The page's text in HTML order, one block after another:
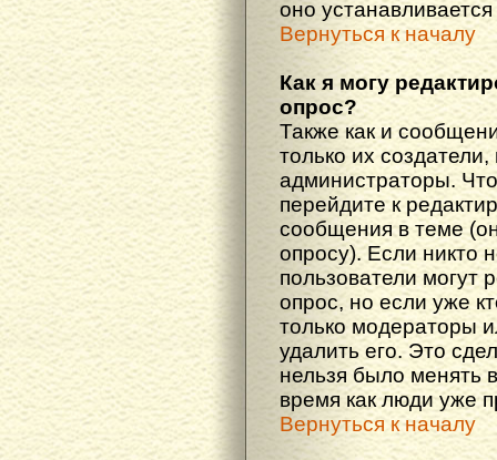
оно
Вернуться к началу
Как я могу
опрос?
Также как и
только их
администраторы.
перейдите к
сообщения в теме
опросу). Если никто
пользователи могут
опрос, но если уже
только модераторы
удалить его. Это
нельзя было менять
время как люди уже
Вернуться к началу